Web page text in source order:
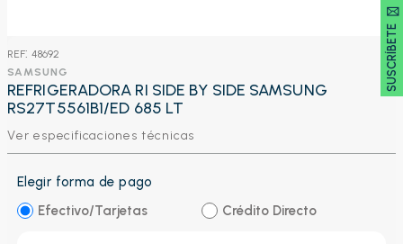
SUSCRÍBETE 🖂
: 48692
SAMSUNG
REFRIGERADORA RI SIDE BY SIDE SAMSUNG
RS27T5561B1/ED 685 LT
Ver especificaciones técnicas
Elegir forma de pago
Efectivo/Tarjetas
Crédito Directo